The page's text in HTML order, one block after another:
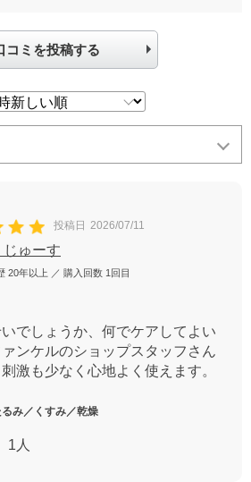
コミを投稿する
投稿日 2026/07/11
じゅーす
20年以上 ／ 購入回数 1回目
でしょうか、何でケアしてよい
ンケルのショップスタッフさん
激も少なく心地よく使えます。
み／くすみ／乾燥
1 人